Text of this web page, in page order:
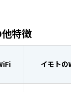
特徴
イモトのWiFi